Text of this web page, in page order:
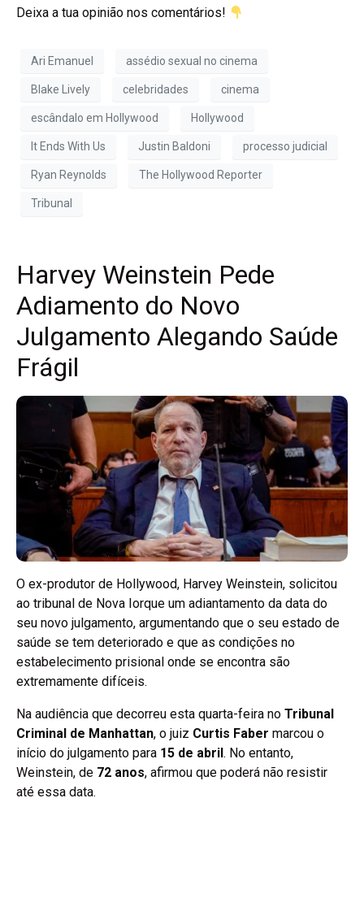
Deixa a tua opinião nos comentários!
Ari Emanuel assédio sexual no cinema
Blake Lively celebridades cinema
escândalo em Hollywood Hollywood
It Ends With Us Justin Baldoni processo judicial
Ryan Reynolds The Hollywood Reporter
Tribunal
Harvey Weinstein Pede
Adiamento do Novo
Julgamento Alegando Saúde
Frágil
O ex-produtor de Hollywood, Harvey Weinstein, solicitou
ao tribunal de Nova Iorque um adiantamento da data do
seu novo julgamento, argumentando que o seu estado de
saúde se tem deteriorado e que as condições no
estabelecimento prisional onde se encontra são
extremamente difíceis.
Na audiência que decorreu esta quarta-feira no Tribunal
Criminal de Manhattan, o juiz Curtis Faber marcou o
início do julgamento para 15 de abril. No entanto,
Weinstein, de 72 anos, afirmou que poderá não resistir
até essa data.